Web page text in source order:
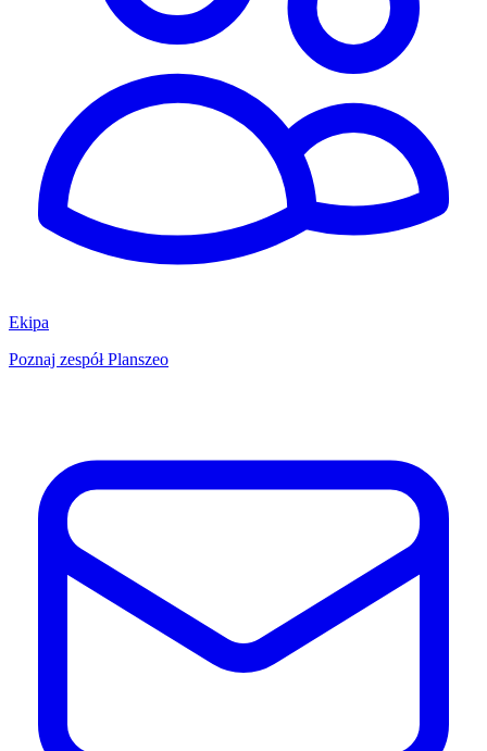
Ekipa
Poznaj zespół Planszeo